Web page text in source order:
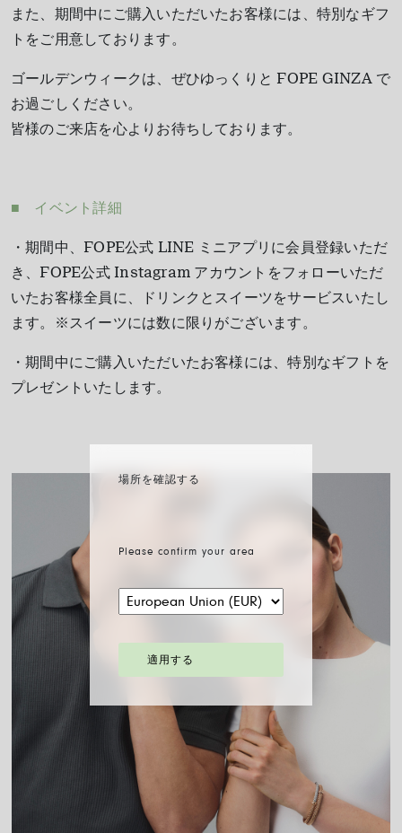
場所を確認する
Please confirm your area
適用する
また、期間中にご購入いただいたお客様には、特別なギフ
トをご用意しております。
ゴールデンウィークは、ぜひゆっくりと FOPE GINZA で
お過ごしください。
皆様のご来店を心よりお待ちしております。
■ イベント詳細
・期間中、FOPE公式 LINE ミニアプリに会員登録いただ
き、FOPE公式 Instagram アカウントをフォローいただ
いたお客様全員に、ドリンクとスイーツをサービスいたし
ます。※スイーツには数に限りがございます。
・期間中にご購入いただいたお客様には、特別なギフトを
プレゼントいたします。